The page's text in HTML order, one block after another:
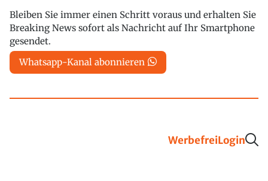
Bleiben Sie immer einen Schritt voraus und erhalten Sie
Breaking News sofort als Nachricht auf Ihr Smartphone
gesendet.
Whatsapp-Kanal abonnieren
WerbefreiLogin